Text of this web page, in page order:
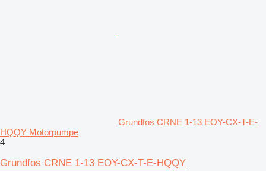
Grundfos CRNE 1-13 EOY-CX-T-E-
HQQY Motorpumpe
4
Grundfos CRNE 1-13 EOY-CX-T-E-HQQY